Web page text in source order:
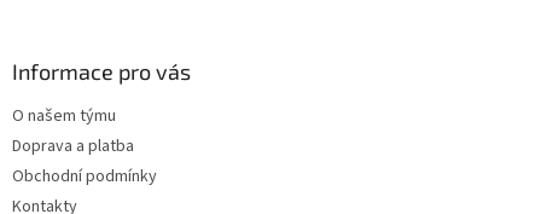
Informace pro vás
O našem týmu
Doprava a platba
Obchodní podmínky
Kontakty